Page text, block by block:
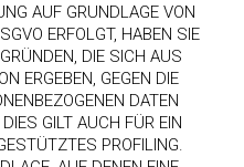
AUF GRUNDLAGE VON
ERFOLGT, HABEN SIE
DIE SICH AUS
ERGEBEN, GEGEN DIE
DATEN
GILT AUCH FÜR EIN
PROFILING.